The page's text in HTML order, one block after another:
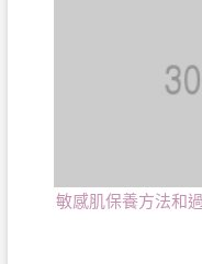
敏感肌保養方法和